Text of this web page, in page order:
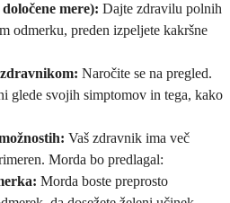
mere): Dajte zdravilu polnih
odmerku, preden izpeljete kakršne
Naročite se na pregled.
glede svojih simptomov in tega, kako
Vaš zdravnik ima več
Morda bo predlagal:
Morda boste preprosto